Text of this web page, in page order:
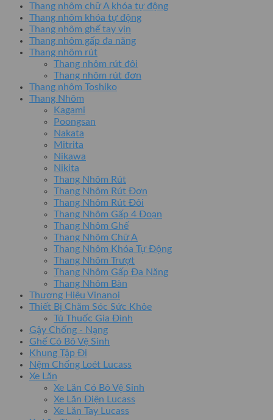
Thang nhôm chữ A khóa tự động
Thang nhôm khóa tự động
Thang nhôm ghế tay vịn
Thang nhôm gấp đa năng
Thang nhôm rút
Thang nhôm rút đôi
Thang nhôm rút đơn
Thang nhôm Toshiko
Thang Nhôm
Kagami
Poongsan
Nakata
Mitrita
Nikawa
Nikita
Thang Nhôm Rút
Thang Nhôm Rút Đơn
Thang Nhôm Rút Đôi
Thang Nhôm Gấp 4 Đoạn
Thang Nhôm Ghế
Thang Nhôm Chữ A
Thang Nhôm Khóa Tự Động
Thang Nhôm Trượt
Thang Nhôm Gấp Đa Năng
Thang Nhôm Bàn
Thương Hiệu Vinanoi
Thiết Bị Chăm Sóc Sức Khỏe
Tủ Thuốc Gia Đình
Gậy Chống - Nạng
Ghế Có Bô Vệ Sinh
Khung Tập Đi
Nệm Chống Loét Lucass
Xe Lăn
Xe Lăn Có Bô Vệ Sinh
Xe Lăn Điện Lucass
Xe Lăn Tay Lucass